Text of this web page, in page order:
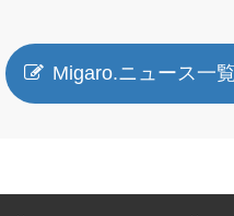
Migaro.ニュース一